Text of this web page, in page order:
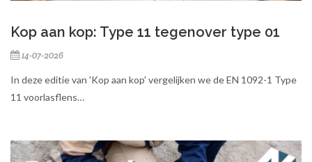
Kop aan kop: Type 11 tegenover type 01
14-07-2026
In deze editie van 'Kop aan kop' vergelijken we de EN 1092-1 Type
11 voorlasflens…